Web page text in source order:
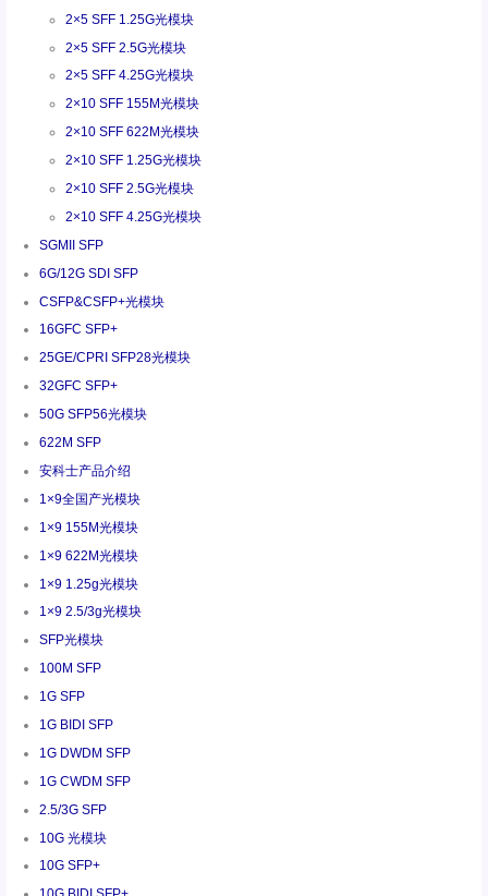
2×5 SFF 1.25G光模块
2×5 SFF 2.5G光模块
2×5 SFF 4.25G光模块
2×10 SFF 155M光模块
2×10 SFF 622M光模块
2×10 SFF 1.25G光模块
2×10 SFF 2.5G光模块
2×10 SFF 4.25G光模块
SGMII SFP
6G/12G SDI SFP
CSFP&CSFP+光模块
16GFC SFP+
25GE/CPRI SFP28光模块
32GFC SFP+
50G SFP56光模块
622M SFP
安科士产品介绍
1×9全国产光模块
1×9 155M光模块
1×9 622M光模块
1×9 1.25g光模块
1×9 2.5/3g光模块
SFP光模块
100M SFP
1G SFP
1G BIDI SFP
1G DWDM SFP
1G CWDM SFP
2.5/3G SFP
10G 光模块
10G SFP+